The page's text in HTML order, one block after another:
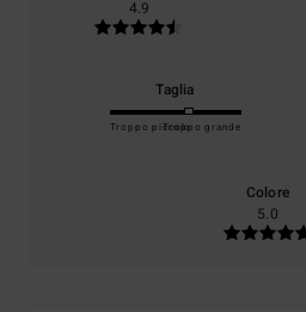
4.9
Taglia
Troppo piccoloTroppo grande
Colore
5.0